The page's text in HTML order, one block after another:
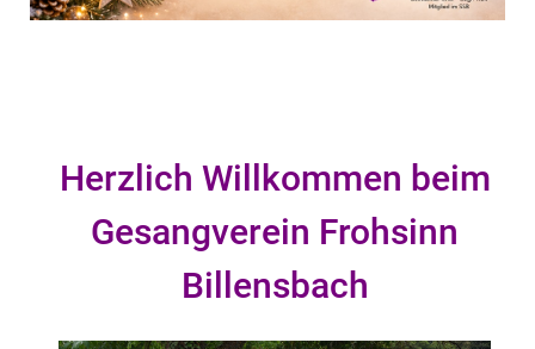
Herzlich Willkommen beim
Gesangverein Frohsinn
Billensbach